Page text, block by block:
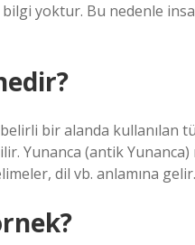
yoktur. Bu nedenle
bir alanda kullanılan
Yunanca (antik
dil vb. anlamına gelir.